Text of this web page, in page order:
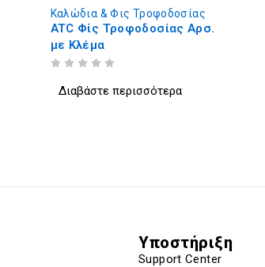
Καλώδια & Φις Τροφοδοσίας
ATC Φίς Τροφοδοσίας Αρσ.
με Κλέμα
Διαβάστε περισσότερα
Υποστήριξη
Support Center